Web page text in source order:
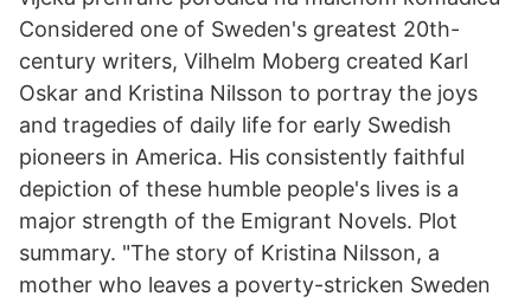
Considered one of Sweden's greatest 20th-
century writers, Vilhelm Moberg created Karl
Oskar and Kristina Nilsson to portray the joys
and tragedies of daily life for early Swedish
pioneers in America. His consistently faithful
depiction of these humble people's lives is a
major strength of the Emigrant Novels. Plot
summary. "The story of Kristina Nilsson, a
mother who leaves a poverty-stricken Sweden